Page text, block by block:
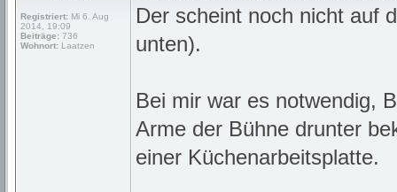
Registriert: Mi 6. Aug
2014, 19:09
Beiträge: 736
Wohnort: Laatzen
Der scheint noch nicht auf
unten).
Bei mir war es notwendig,
Arme der Bühne drunter
einer Küchenarbeitsplatte.